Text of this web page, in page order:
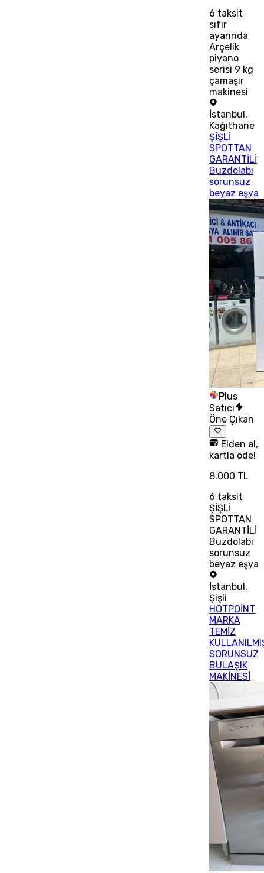
6 taksit
sıfır
ayarında
Arçelik
piyano
serisi 9 kg
çamaşır
makinesi
İstanbul,
Kağıthane
ŞİŞLİ
SPOTTAN
GARANTİLİ
Buzdolabı
sorunsuz
beyaz eşya
Plus
Satıcı
Öne Çıkan
Elden al,
kartla öde!
8.000 TL
6 taksit
ŞİŞLİ
SPOTTAN
GARANTİLİ
Buzdolabı
sorunsuz
beyaz eşya
İstanbul,
Şişli
HOTPOİNT
MARKA
TEMİZ
SORUNSUZ
BULAŞIK
MAKİNESİ